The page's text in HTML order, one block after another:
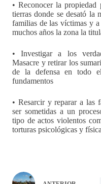
• Reconocer la
tierras donde se desató la
familias de las víctimas y a
muchos años la zona la
• Investigar a los
Masacre y retirar los
de la defensa en todo
fundamentos
• Resarcir y reparar a las
ser sometidas a un
tipo de actos violentos
torturas psicológicas y